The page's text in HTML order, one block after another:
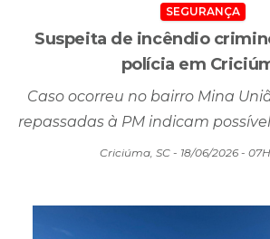
SEGURANÇA
Suspeita de incêndio
polícia em
Caso ocorreu no bairro Mina
repassadas à PM indicam
Criciúma, SC - 18/06/2026 -